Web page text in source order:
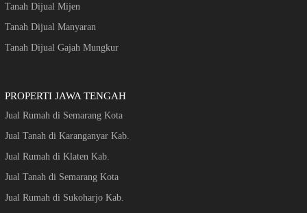
Tanah Dijual Mijen
Tanah Dijual Manyaran
Tanah Dijual Gajah Mungkur
PROPERTI JAWA TENGAH
Jual Rumah di Semarang Kota
Jual Tanah di Karanganyar Kab.
Jual Rumah di Klaten Kab.
Jual Tanah di Semarang Kota
Jual Rumah di Sukoharjo Kab.